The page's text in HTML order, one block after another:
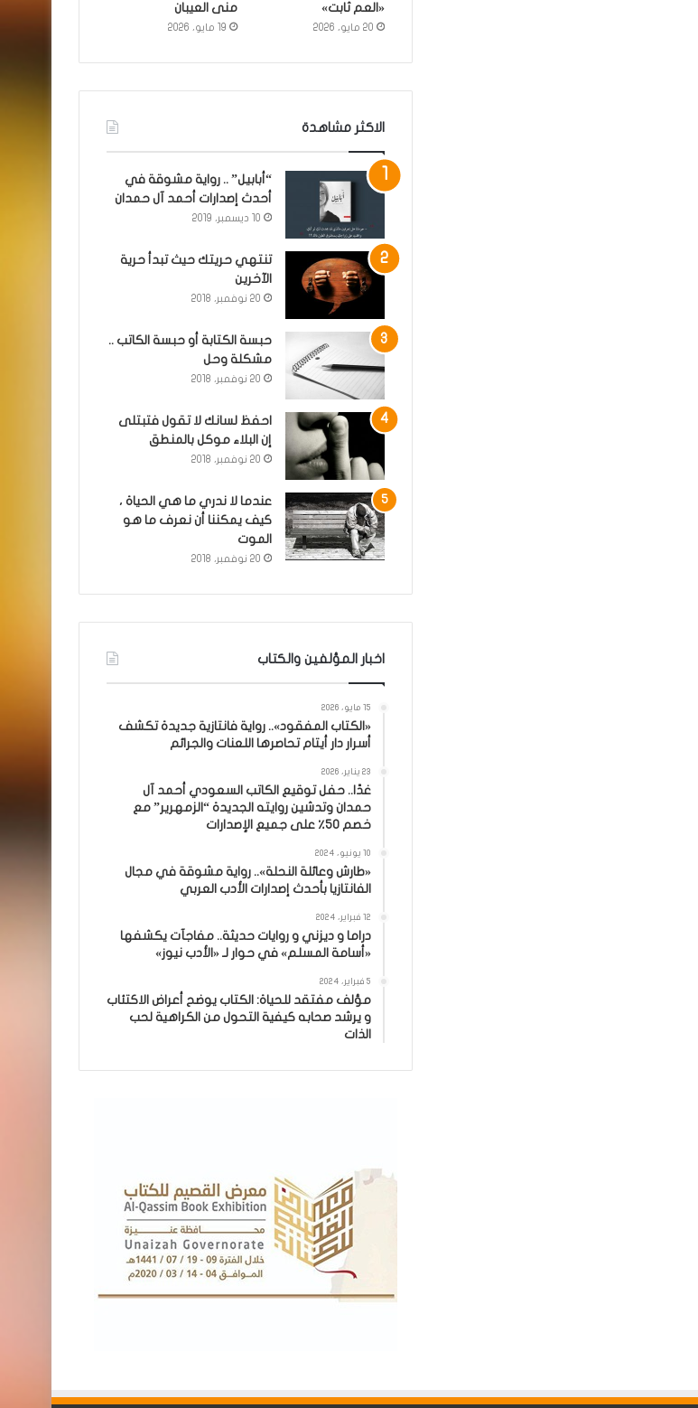
«العم ثابت»
20 مايو، 2026
منى العيبان
19 مايو، 2026
الاكثر مشاهدة
“أبابيل” .. رواية مشوقة في
أحدث إصدارات أحمد آل حمدان
10 ديسمبر، 2019
تنتهي حريتك حيث تبدأ حرية
الآخرين
20 نوفمبر، 2018
حبسة الكتابة أو حبسة الكاتب ..
مشكلة وحل
20 نوفمبر، 2018
احفظ لسانك لا تقول فتبتلى
إن البلاء موكل بالمنطق
20 نوفمبر، 2018
عندما لا ندري ما هي الحياة ،
كيف يمكننا أن نعرف ما هو
الموت
20 نوفمبر، 2018
اخبار المؤلفين والكتاب
15 مايو، 2026
«الكتاب المفقود».. رواية فانتازية جديدة تكشف
أسرار دار أيتام تحاصرها اللعنات والجرائم
23 يناير، 2026
غدًا.. حفل توقيع الكاتب السعودي أحمد آل
حمدان وتدشين روايته الجديدة “الزمهرير” مع
خصم 50٪ على جميع الإصدارات
10 يونيو، 2024
«طارش وعائلة النحلة».. رواية مشوقة في مجال
الفانتازيا بأحدث إصدارات الأدب العربي
12 فبراير، 2024
دراما و ديزني و روايات حديثة.. مفاجآت يكشفها
«أسامة المسلم» في حوار لـ «الأدب نيوز»
5 فبراير، 2024
مؤلف مفتقد للحياة: الكتاب يوضح أعراض الاكتئاب
و يرشد صحابه كيفية التحول من الكراهية لحب
الذات